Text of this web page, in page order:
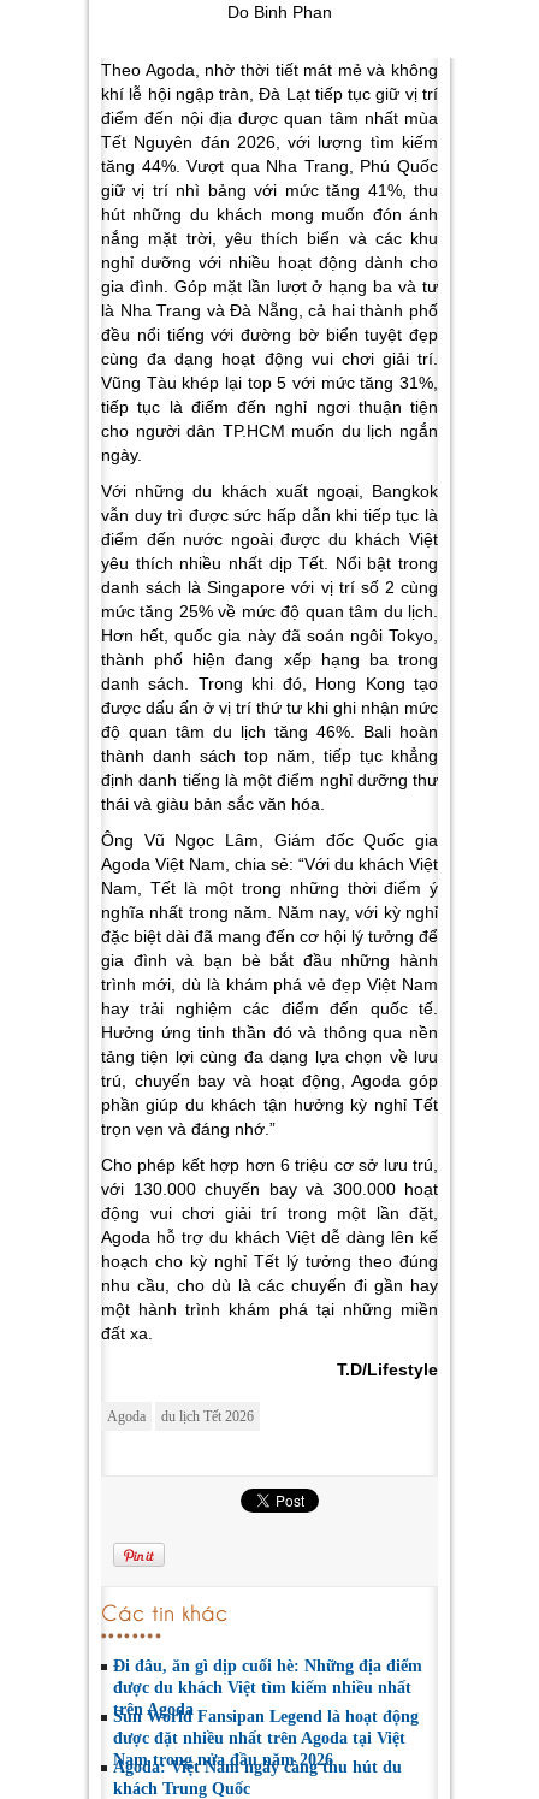
Do Binh Phan
Theo Agoda, nhờ thời tiết mát mẻ và không
khí lễ hội ngập tràn, Đà Lạt tiếp tục giữ vị trí
điểm đến nội địa được quan tâm nhất mùa
Tết Nguyên đán 2026, với lượng tìm kiếm
tăng 44%. Vượt qua Nha Trang, Phú Quốc
giữ vị trí nhì bảng với mức tăng 41%, thu
hút những du khách mong muốn đón ánh
nắng mặt trời, yêu thích biển và các khu
nghỉ dưỡng với nhiều hoạt động dành cho
gia đình. Góp mặt lần lượt ở hạng ba và tư
là Nha Trang và Đà Nẵng, cả hai thành phố
đều nổi tiếng với đường bờ biển tuyệt đẹp
cùng đa dạng hoạt động vui chơi giải trí.
Vũng Tàu khép lại top 5 với mức tăng 31%,
tiếp tục là điểm đến nghỉ ngơi thuận tiện
cho người dân TP.HCM muốn du lịch ngắn
ngày.
Với những du khách xuất ngoại, Bangkok
vẫn duy trì được sức hấp dẫn khi tiếp tục là
điểm đến nước ngoài được du khách Việt
yêu thích nhiều nhất dịp Tết. Nổi bật trong
danh sách là Singapore với vị trí số 2 cùng
mức tăng 25% về mức độ quan tâm du lịch.
Hơn hết, quốc gia này đã soán ngôi Tokyo,
thành phố hiện đang xếp hạng ba trong
danh sách. Trong khi đó, Hong Kong tạo
được dấu ấn ở vị trí thứ tư khi ghi nhận mức
độ quan tâm du lịch tăng 46%. Bali hoàn
thành danh sách top năm, tiếp tục khẳng
định danh tiếng là một điểm nghỉ dưỡng thư
thái và giàu bản sắc văn hóa.
Ông Vũ Ngọc Lâm, Giám đốc Quốc gia
Agoda Việt Nam, chia sẻ: “Với du khách Việt
Nam, Tết là một trong những thời điểm ý
nghĩa nhất trong năm. Năm nay, với kỳ nghỉ
đặc biệt dài đã mang đến cơ hội lý tưởng để
gia đình và bạn bè bắt đầu những hành
trình mới, dù là khám phá vẻ đẹp Việt Nam
hay trải nghiệm các điểm đến quốc tế.
Hưởng ứng tinh thần đó và thông qua nền
tảng tiện lợi cùng đa dạng lựa chọn về lưu
trú, chuyến bay và hoạt động, Agoda góp
phần giúp du khách tận hưởng kỳ nghỉ Tết
trọn vẹn và đáng nhớ.”
Cho phép kết hợp hơn 6 triệu cơ sở lưu trú,
với 130.000 chuyến bay và 300.000 hoạt
động vui chơi giải trí trong một lần đặt,
Agoda hỗ trợ du khách Việt dễ dàng lên kế
hoạch cho kỳ nghỉ Tết lý tưởng theo đúng
nhu cầu, cho dù là các chuyến đi gần hay
một hành trình khám phá tại những miền
đất xa.
T.D/Lifestyle
Agoda du lịch Tết 2026
Các tin khác
Đi đâu, ăn gì dịp cuối hè: Những địa điểm
được du khách Việt tìm kiếm nhiều nhất
trên Agoda
Sun World Fansipan Legend là hoạt động
được đặt nhiều nhất trên Agoda tại Việt
Nam trong nửa đầu năm 2026
Agoda: Việt Nam ngày càng thu hút du
khách Trung Quốc